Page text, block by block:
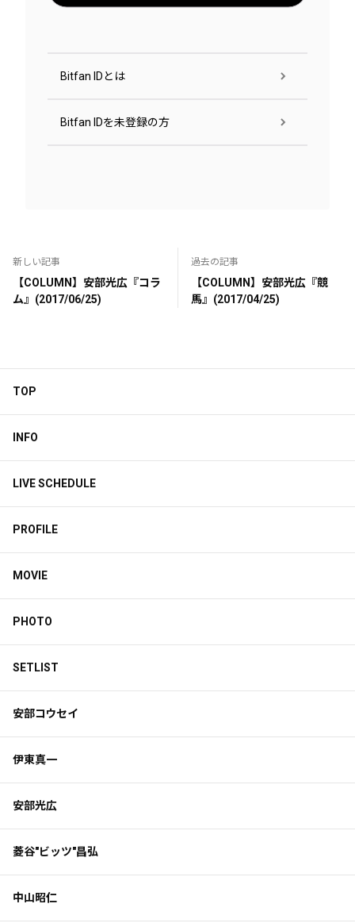
Bitfan IDとは
Bitfan IDを未登録の方
新しい記事
【COLUMN】安部光広『コラ
ム』(2017/06/25)
過去の記事
【COLUMN】安部光広『競
馬』(2017/04/25)
TOP
INFO
LIVE SCHEDULE
PROFILE
MOVIE
PHOTO
SETLIST
安部コウセイ
伊東真一
安部光広
菱谷"ビッツ"昌弘
中山昭仁